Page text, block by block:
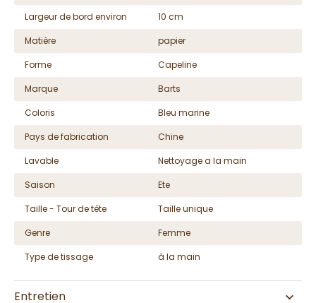
Largeur de bord environ
10 cm
Matière
papier
Forme
Capeline
Marque
Barts
Coloris
Bleu marine
Pays de fabrication
Chine
Lavable
Nettoyage a la main
Saison
Ete
Taille - Tour de tête
Taille unique
Genre
Femme
Type de tissage
à la main
Entretien